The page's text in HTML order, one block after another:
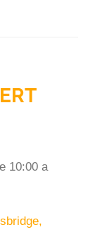
10:00 a